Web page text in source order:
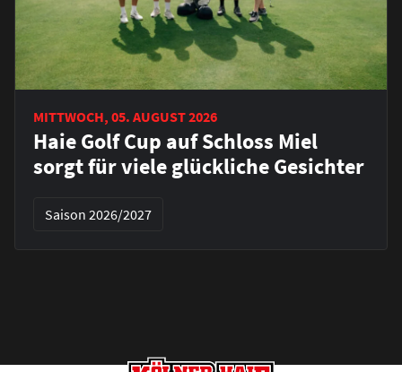
MITTWOCH, 05. AUGUST 2026
Haie Golf Cup auf Schloss Miel
sorgt für viele glückliche Gesichter
Saison 2026/2027